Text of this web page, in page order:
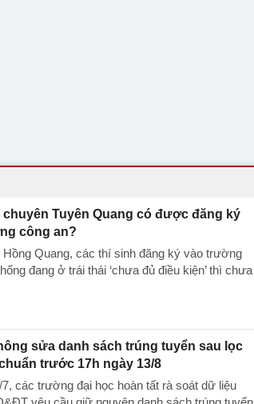
chuyên Tuyên Quang có được đăng ký
công an?
Hồng Quang, các thí sinh đăng ký vào trường
đang ở trái thái ‘chưa đủ điều kiện’ thì chưa
sửa danh sách trúng tuyển sau lọc
trước 17h ngày 13/8
các trường đại học hoàn tất rà soát dữ liệu